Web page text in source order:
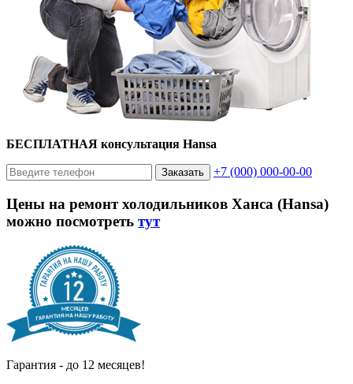
БЕСПЛАТНАЯ консультация Hansa
Заказать +7 (000) 000-00-00
Цены на ремонт холодильников Ханса (Hansa)
можно посмотреть тут
Гарантия - до 12 месяцев!